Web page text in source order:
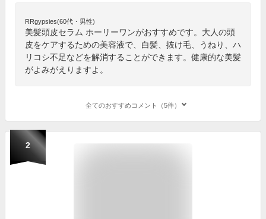
RRgypsies(60代・男性)
美髪頭皮セラム ホーリーワンがおすすめです。大人の頭
皮をケアするための美容液で、白髪、抜け毛、うねり、ハ
リコシ不足などを解消することができます。健康的な美髪
がよみがえりますよ。
全てのおすすめコメント（5件）
2